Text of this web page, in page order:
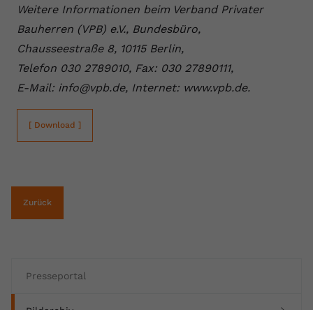
Presseportal
Weitere Informationen beim Verband Privater
Bauherren (VPB) e.V., Bundesbüro,
Chausseestraße 8, 10115 Berlin,
Telefon 030 2789010, Fax: 030 27890111,
E-Mail: info@vpb.de, Internet: www.vpb.de.
[ Download ]
Zurück